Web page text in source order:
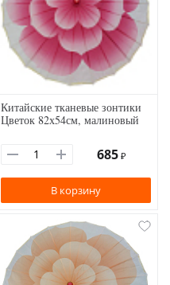
Китайские тканевые зонтики
Цветок 82х54см, малиновый
685 ₽
В корзину